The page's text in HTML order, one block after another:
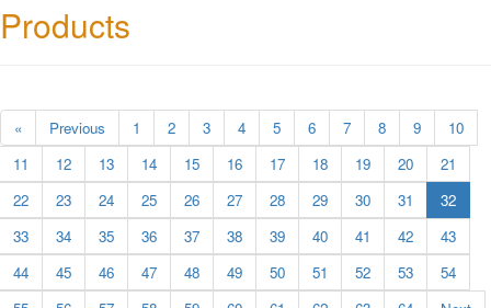
Products
« Previous 1 2 3 4 5 6 7 8 9
10
11
12 13 14 15 16 17 18 19 20
21
22
23 24 25 26 27 28 29 30 31
32
33
34 35 36 37 38 39 40 41 42
43
44
45 46 47 48 49 50 51 52 53
54